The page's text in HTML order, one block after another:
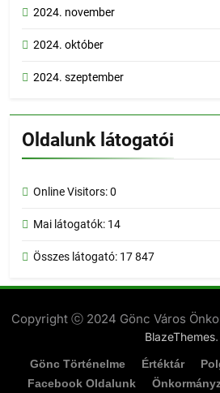
2024. november
2024. október
2024. szeptember
Oldalunk látogatói
Online Visitors:0
Mai látogatók: 14
Összes látogató: 17 847
Copyright ⓒ 2024 Gönc Város
BlazeThemes.
Gönc Történelme Értéktár
Facebook Oldalunk